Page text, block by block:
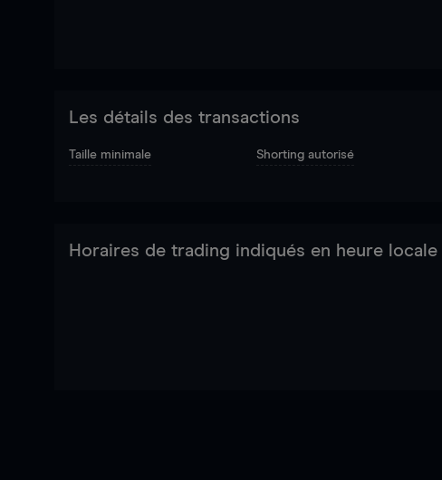
Les détails des transactions
Taille minimale Shorting autorisé
Horaires de trading indiqués en heure locale